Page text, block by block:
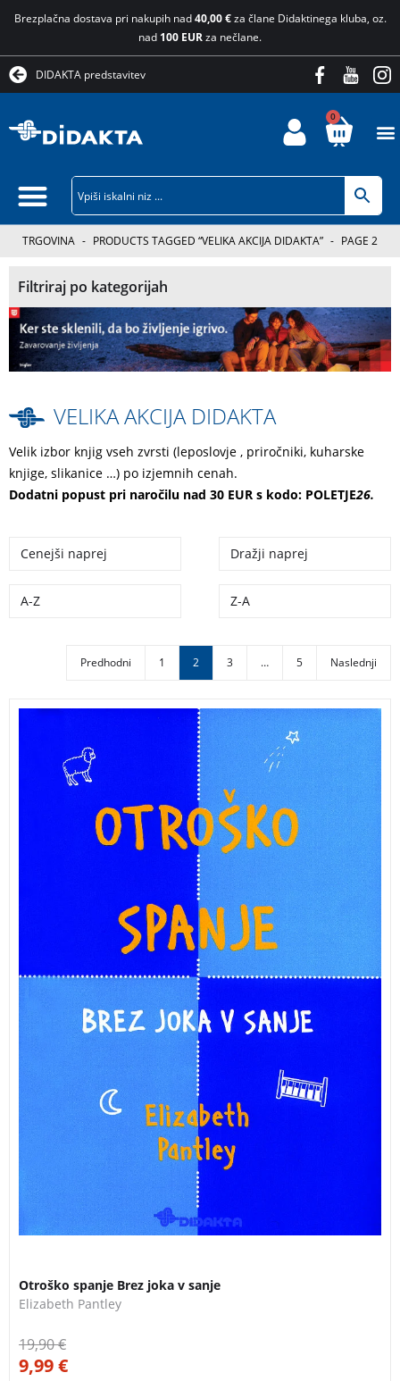
Brezplačna dostava pri nakupih nad40,00 €za člane Didaktinega kluba, oz.
nad 100 EURza nečlane.
DIDAKTA predstavitev
0
TRGOVINA - PRODUCTS TAGGED “VELIKA AKCIJA DIDAKTA” - PAGE 2
Filtriraj po kategorijah
VELIKA AKCIJA DIDAKTA
Velik izbor knjig vseh zvrsti (leposlovje , priročniki, kuharske
knjige, slikanice …) po izjemnih cenah.
Dodatni popust pri naročilu nad 30 EUR s kodo: POLETJE26.
Cenejši naprej Dražji naprej
A-Z Z-A
Predhodni 1 2 3 … 5 Naslednji
Ali ste neprespani? Vas zasipavajo z nasveti, da
morate otroka pustiti zaspati v joku? Priročnik za
mlade starše, s katerim se bo otrok, na nežen način,
privadil k nočnemu spanju.
Otroško spanje Brez joka v sanje
Elizabeth Pantley
19,90€
9,99€